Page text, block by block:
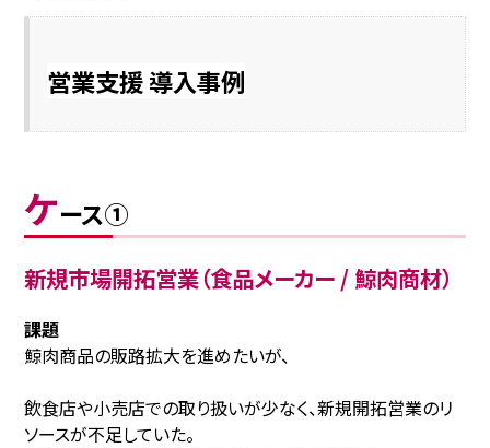
営業支援 導入事例
ケース①
新規市場開拓営業（食品メーカー / 鯨肉商材）
課題
鯨肉商品の販路拡大を進めたいが、
飲食店や小売店での取り扱いが少なく、新規開拓営業のリ
ソースが不足していた。